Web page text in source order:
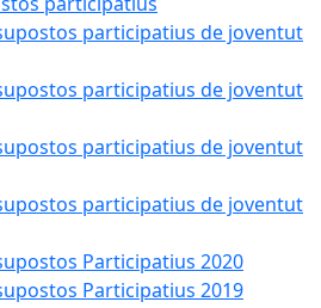
participatius de joventut
participatius de joventut
participatius de joventut
participatius de joventut
Participatius 2020
Participatius 2019